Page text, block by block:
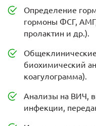
Определение
гормоны ФСГ, АМГ,
пролактин и др.).
биохимический
коагулограмма).
Анализы на ВИЧ,
инфекции,